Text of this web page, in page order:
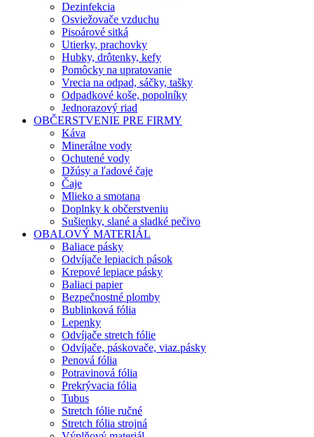
Dezinfekcia
Osviežovače vzduchu
Pisoárové sitká
Utierky, prachovky
Hubky, drôtenky, kefy
Pomôcky na upratovanie
Vrecia na odpad, sáčky, tašky
Odpadkové koše, popolníky
Jednorazový riad
OBČERSTVENIE PRE FIRMY
Káva
Minerálne vody
Ochutené vody
Džúsy a ľadové čaje
Čaje
Mlieko a smotana
Doplnky k občerstveniu
Sušienky, slané a sladké pečivo
OBALOVÝ MATERIÁL
Baliace pásky
Odvíjače lepiacich pások
Krepové lepiace pásky
Baliaci papier
Bezpečnostné plomby
Bublinková fólia
Lepenky
Odvíjače stretch fólie
Odvíjače, páskovače, viaz.pásky
Penová fólia
Potravinová fólia
Prekrývacia fólia
Tubus
Stretch fólie ručné
Stretch fólia strojná